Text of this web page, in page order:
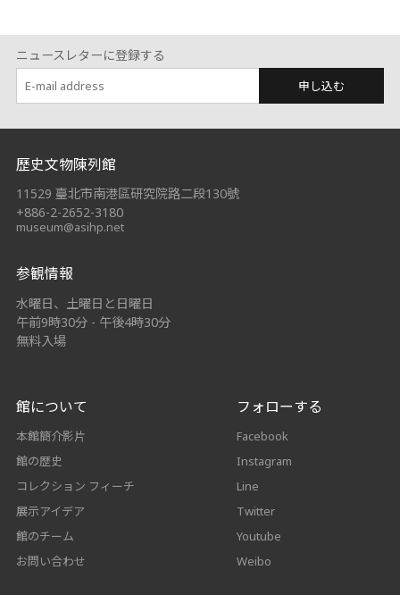
ニュースレターに登録する
申し込む
:::
歷史文物陳列館
11529 臺北市南港區研究院路二段130號
+886-2-2652-3180
museum@asihp.net
参観情報
水曜日、土曜日と日曜日
午前9時30分 - 午後4時30分
無料入場
館について
本館簡介影片
館の歴史
コレクション フィーチ
展示アイデア
館のチーム
お問い合わせ
フォローする
Facebook
Instagram
Line
Twitter
Youtube
Weibo